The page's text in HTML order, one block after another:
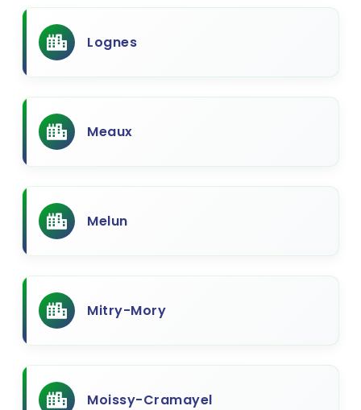
Lognes
Meaux
Melun
Mitry-Mory
Moissy-Cramayel